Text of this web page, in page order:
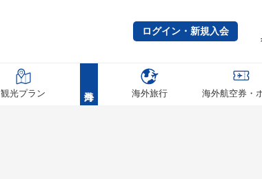
ログイン・新規入会
観光プラン 海外旅行 海外航空券・